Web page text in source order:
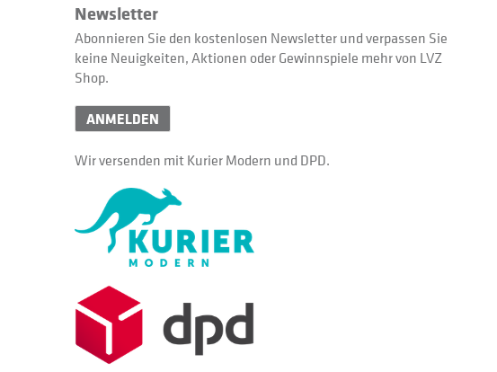
Newsletter
Abonnieren Sie den kostenlosen Newsletter und verpassen Sie
keine Neuigkeiten, Aktionen oder Gewinnspiele mehr von LVZ
Shop.
ANMELDEN
Wir versenden mit Kurier Modern und DPD.